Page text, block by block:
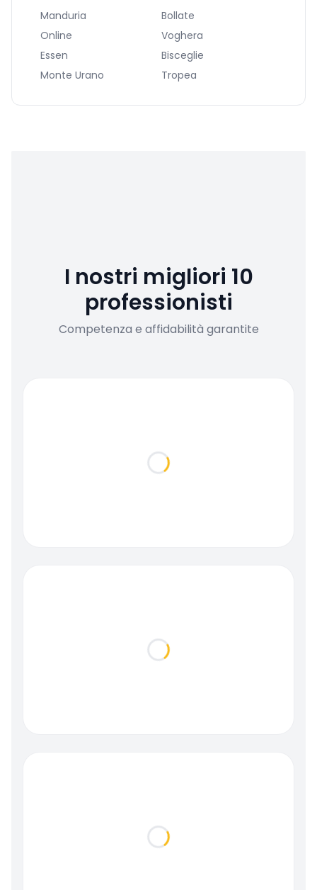
Manduria
Bollate
Online
Voghera
Essen
Bisceglie
Monte Urano
Tropea
I nostri migliori 10
professionisti
Competenza e affidabilità garantite
Loading...
Loading...
Loading...